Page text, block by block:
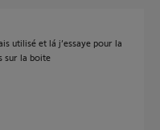
utilisé et lá j’essaye pour la
sur la boite